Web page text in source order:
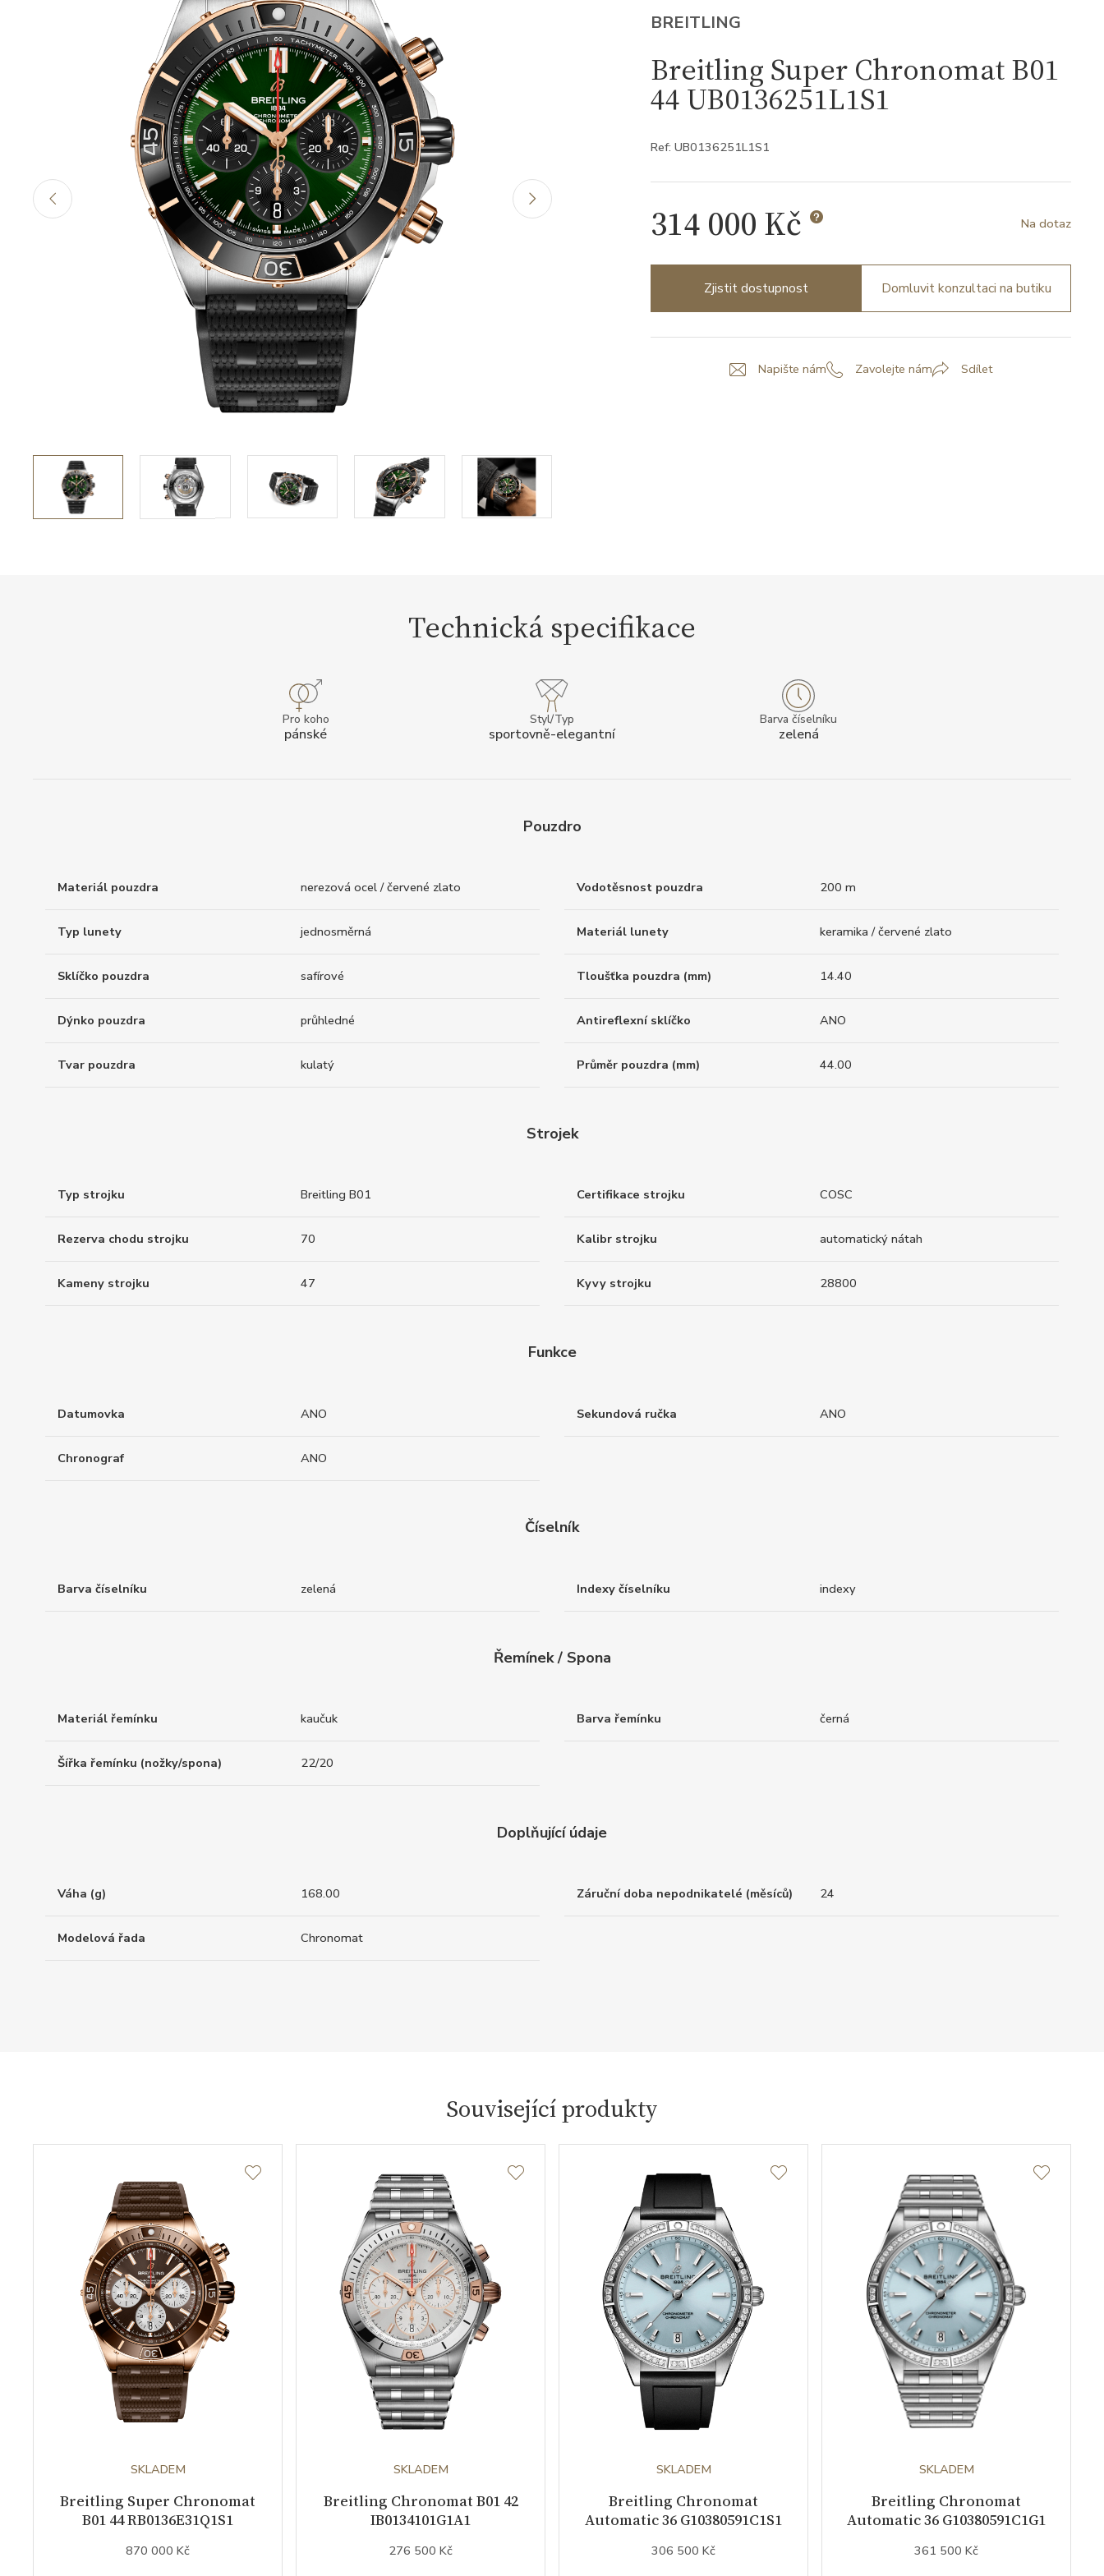
BREITLING
Breitling Super Chronomat B01
44 UB0136251L1S1
Ref: UB0136251L1S1
314 000 Kč Na dotaz
Zjistit dostupnost Domluvit konzultaci na butiku
Napište nám Zavolejte nám Sdílet
Technická specifikace
Pro koho
pánské
Styl/Typ
sportovně-elegantní
Barva číselníku
zelená
Pouzdro
Materiál pouzdra nerezová ocel / červené zlato Vodotěsnost pouzdra 200 m
Typ lunety jednosměrná Materiál lunety keramika / červené zlato
Sklíčko pouzdra safírové Tloušťka pouzdra (mm) 14.40
Dýnko pouzdra průhledné Antireflexní sklíčko ANO
Tvar pouzdra kulatý Průměr pouzdra (mm) 44.00
Strojek
Typ strojku Breitling B01 Certifikace strojku COSC
Rezerva chodu strojku 70 Kalibr strojku automatický nátah
Kameny strojku 47 Kyvy strojku 28800
Funkce
Datumovka ANO Sekundová ručka ANO
Chronograf ANO
Číselník
Barva číselníku zelená Indexy číselníku indexy
Řemínek / Spona
Materiál řemínku kaučuk Barva řemínku černá
Šířka řemínku (nožky/spona) 22/20
Doplňující údaje
Váha (g) 168.00 Záruční doba nepodnikatelé (měsíců) 24
Modelová řada Chronomat
Související produkty
SKLADEM
Breitling Super Chronomat
B01 44 RB0136E31Q1S1
870 000 Kč
SKLADEM
Breitling Chronomat B01 42
IB0134101G1A1
276 500 Kč
SKLADEM
Breitling Chronomat
Automatic 36 G10380591C1S1
306 500 Kč
SKLADEM
Breitling Chronomat
Automatic 36 G10380591C1G1
361 500 Kč